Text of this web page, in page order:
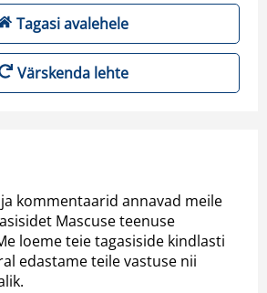
Tagasi avalehele
Värskenda lehte
kommentaarid annavad meile
Mascuse teenuse
loeme teie tagasiside kindlasti
edastame teile vastuse nii